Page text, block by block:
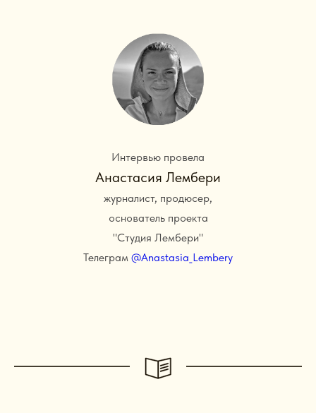
Интервью провела
Анастасия Лембери
журналист, продюсер,
основатель проекта
"Студия Лембери"
Телеграм @Anastasia_Lembery